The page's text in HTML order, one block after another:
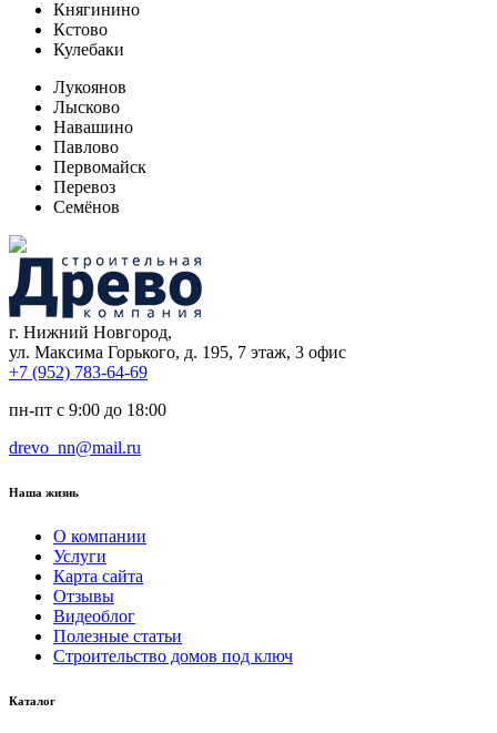
Княгинино
Кстово
Кулебаки
Лукоянов
Лысково
Навашино
Павлово
Первомайск
Перевоз
Семёнов
г. Нижний Новгород,
ул. Максима Горького, д. 195, 7 этаж, 3 офис
+7 (952) 783-64-69
пн-пт с 9:00 до 18:00
drevo_nn@mail.ru
Наша жизнь
О компании
Услуги
Карта сайта
Отзывы
Видеоблог
Полезные статьи
Строительство домов под ключ
Каталог